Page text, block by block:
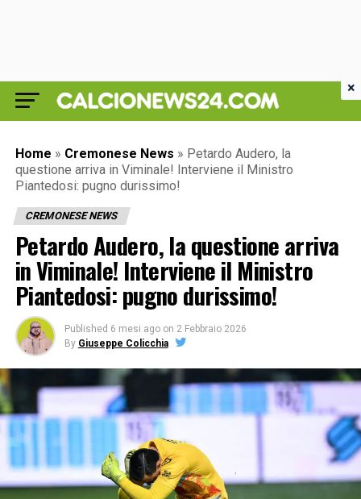
Home » Cremonese News » Petardo Audero, la
questione arriva in Viminale! Interviene il Ministro
Piantedosi: pugno durissimo!
CREMONESE NEWS
Petardo Audero, la questione arriva
in Viminale! Interviene il Ministro
Piantedosi: pugno durissimo!
Published 6 mesi ago on 2 Febbraio 2026
By Giuseppe Colicchia
×